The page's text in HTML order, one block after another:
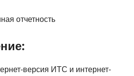
отчетность
версия ИТС и интернет-